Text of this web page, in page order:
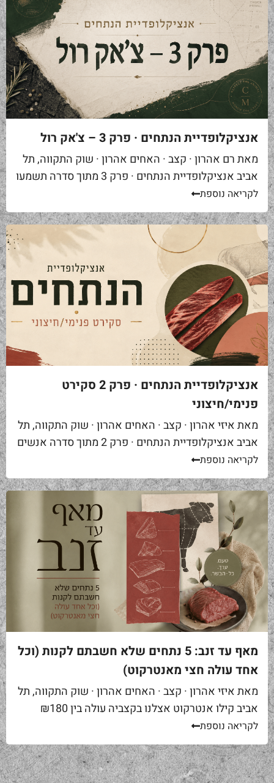
אנציקלופדיית הנתחים · פרק 3 – צ'אק רול
מאת רם אהרון · קצב · האחים אהרון · שוק התקווה, תל
אביב אנציקלופדיית הנתחים · פרק 3 מתוך סדרה תשמעו
סיפור. אתם באים לאחת ממסעדות הבשר הטובות...
לקריאה נוספת
אנציקלופדיית הנתחים · פרק 2 סקירט
פנימי/חיצוני
מאת איזי אהרון · קצב · האחים אהרון · שוק התקווה, תל
אביב אנציקלופדיית הנתחים · פרק 2 מתוך סדרה אנשים
באים אליי בקצביה ומבקשים "סקירט". שאלה ראשונה...
לקריאה נוספת
מאף עד זנב: 5 נתחים שלא חשבתם לקנות (וכל
אחד עולה חצי מאנטרקוט)
מאת איזי אהרון · קצב · האחים אהרון · שוק התקווה, תל
אביב קילו אנטרקוט אצלנו בקצביה עולה בין ₪180
ל-₪220. מחיר יפה – וגם מוצדק, כי זה...
לקריאה נוספת